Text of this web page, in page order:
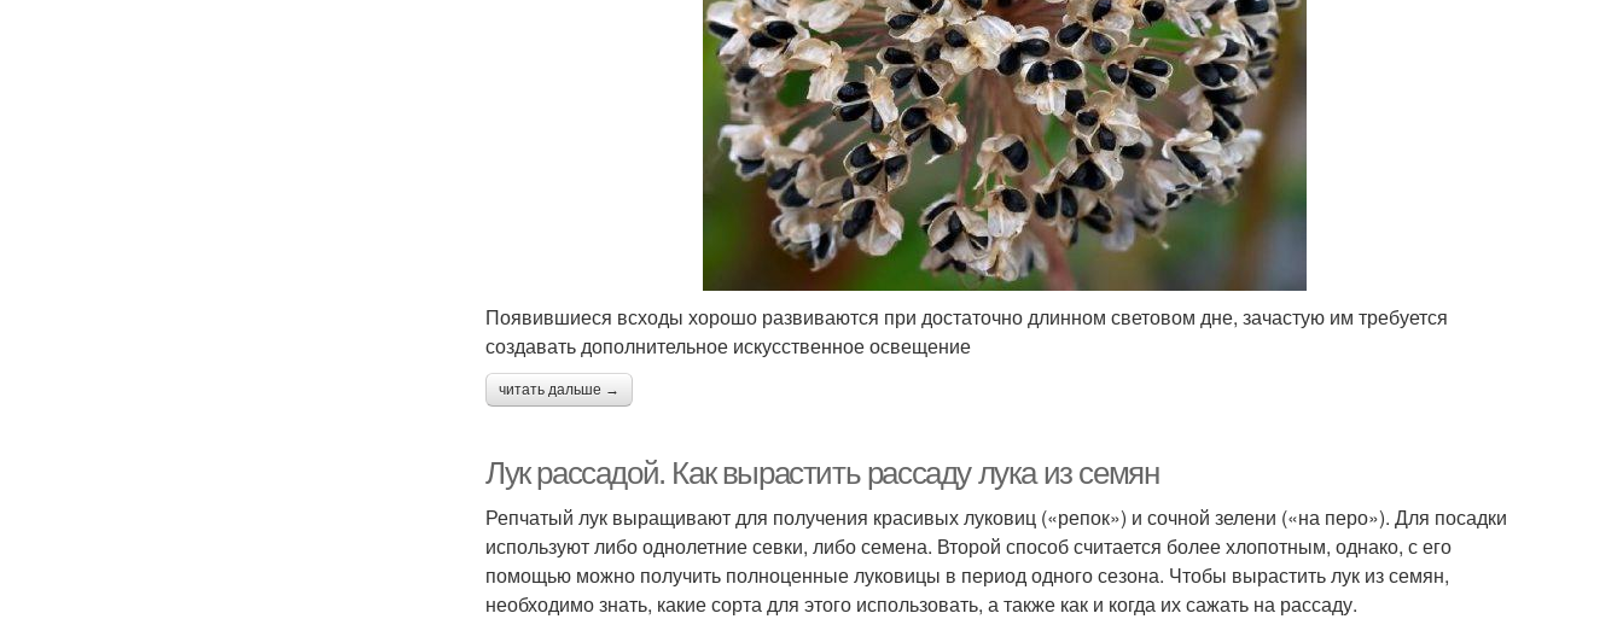
Появившиеся всходы хорошо развиваются при достаточно длинном световом дне, зачастую им требуется
создавать дополнительное искусственное освещение
читать дальше →
Лук рассадой. Как вырастить рассаду лука из семян
Репчатый лук выращивают для получения красивых луковиц («репок») и сочной зелени («на перо»). Для посадки
используют либо однолетние севки, либо семена. Второй способ считается более хлопотным, однако, с его
помощью можно получить полноценные луковицы в период одного сезона. Чтобы вырастить лук из семян,
необходимо знать, какие сорта для этого использовать, а также как и когда их сажать на рассаду.